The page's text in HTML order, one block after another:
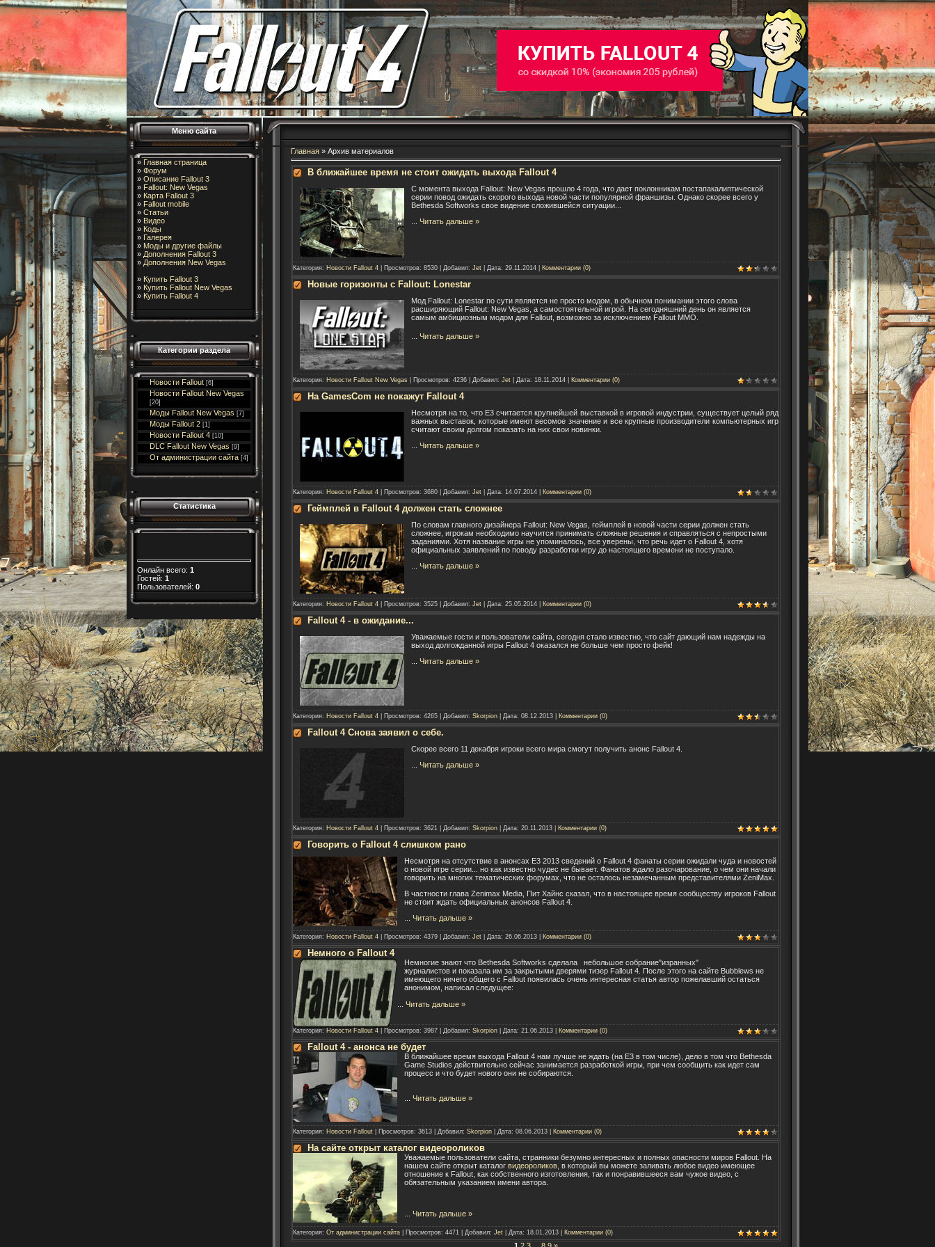
Меню сайта
» Главная страница
» Форум
» Описание Fallout 3
» Fallout: New Vegas
» Карта Fallout 3
» Fallout mobile
» Статьи
» Видео
» Коды
» Галерея
» Моды и другие файлы
» Дополнения Fallout 3
» Дополнения New Vegas
» Купить Fallout 3
» Купить Fallout New Vegas
» Купить Fallout 4
Категории раздела
Новости Fallout [6]
Новости Fallout New Vegas
[20]
Моды Fallout New Vegas [7]
Моды Fallout 2 [1]
Новости Fallout 4 [10]
DLC Fallout New Vegas [9]
От администрации сайта [4]
Статистика
Онлайн всего: 1
Гостей: 1
Пользователей: 0
Главная » Архив материалов
В ближайшее время не стоит ожидать выхода Fallout 4
С момента выхода Fallout: New Vegas прошло 4 года, что дает поклонникам постапакалиптической
серии повод ожидать скорого выхода новой части популярной франшизы. Однако скорее всего у
Bethesda Softworks свое видение сложившейся ситуации...
Читать дальше »
Категория: Новости Fallout 4 | Просмотров: 8530 | Добавил: Jet | Дата: 29.11.2014 Комментарии (0)
Новые горизонты с Fallout: Lonestar
Мод Fallout: Lonestar по сути является не просто модом, в обычном понимании этого слова
расширяющий Fallout: New Vegas, а самостоятельной игрой. На сегодняшний день он является
самым амбициозным модом для Fallout, возможно за исключением Fallout MMO.
Читать дальше »
Категория: Новости Fallout New Vegas | Просмотров: 4236 | Добавил: Jet | Дата: 18.11.2014 Комментарии (0)
На GamesCom не покажут Fallout 4
Несмотря на то, что E3 считается крупнейшей выставкой в игровой индустрии, существует целый ряд
важных выставок, которые имеют весомое значение и все крупные производители компьютерных игр
считают своим долгом показать на них свои новинки.
Читать дальше »
Категория: Новости Fallout 4 | Просмотров: 3680 | Добавил: Jet | Дата: 14.07.2014 Комментарии (0)
Геймплей в Fallout 4 должен стать сложнее
По словам главного дизайнера Fallout: New Vegas, геймплей в новой части серии должен стать
сложнее, игрокам необходимо научится принимать сложные решения и справляться с непростыми
заданиями. Хотя название игры не упоминалось, все уверены, что речь идет о Fallout 4, хотя
официальных заявлений по поводу разработки игру до настоящего времени не поступало.
Читать дальше »
Категория: Новости Fallout 4 | Просмотров: 3525 | Добавил: Jet | Дата: 25.05.2014 Комментарии (0)
Fallout 4 - в ожидание...
Уважаемые гости и пользователи сайта, сегодня стало известно, что сайт дающий нам надежды на
выход долгожданной игры Fallout 4 оказался не больше чем просто фейк!
Читать дальше »
Категория: Новости Fallout 4 | Просмотров: 4265 | Добавил: Skorpion | Дата: 08.12.2013 Комментарии (0)
Fallout 4 Снова заявил о себе.
Скорее всего 11 декабря игроки всего мира смогут получить анонс Fallout 4.
Читать дальше »
Категория: Новости Fallout 4 | Просмотров: 3621 | Добавил: Skorpion | Дата: 20.11.2013 Комментарии (0)
Говорить о Fallout 4 слишком рано
Несмотря на отсутствие в анонсах Е3 2013 сведений о Fallout 4 фанаты серии ожидали чуда и новостей
о новой игре серии... но как известно чудес не бывает. Фанатов ждало разочарование, о чем они начали
говорить на многих тематических форумах, что не осталось незамечанным представителями ZeniMax.
В частности глава Zenimax Media, Пит Хайнс сказал, что в настоящее время сообществу игроков Fallout
не стоит ждать официальных анонсов Fallout 4.
Читать дальше »
Категория: Новости Fallout 4 | Просмотров: 4379 | Добавил: Jet | Дата: 26.06.2013 Комментарии (0)
Немного о Fallout 4
Немногие знают что Bethesda Softworks сделала небольшое собрание"изранных"
журналистов и показала им за закрытыми дверями тизер Fallout 4. После этого на сайте Bubblews не
имеющего ничего общего с Fallout появилась очень интересная статья автор пожелавший остаться
анонимом, написал следущее:
Читать дальше »
Категория: Новости Fallout 4 | Просмотров: 3987 | Добавил: Skorpion | Дата: 21.06.2013 Комментарии (0)
Fallout 4 - анонса не будет
В ближайшее время выхода Fallout 4 нам лучше не ждать (на E3 в том числе), дело в том что Bethesda
Game Studios действительно сейчас занимается разработкой игры, при чем сообщить как идет сам
процесс и что будет нового они не собираются.
Читать дальше »
Категория: Новости Fallout | Просмотров: 3613 | Добавил: Skorpion | Дата: 08.06.2013 Комментарии (0)
На сайте открыт каталог видеороликов
Уважаемые пользователи сайта, странники безумно интересных и полных опасности миров Fallout. На
нашем сайте открыт каталог видеороликов , в который вы можете заливать любое видео имеющее
отношение к Fallout, как собственного изготовления, так и понравившееся вам чужое видео, с
обязательным указанием имени автора.
Читать дальше »
Категория: От администрации сайта | Просмотров: 4471 | Добавил: Jet | Дата: 18.01.2013 Комментарии (0)